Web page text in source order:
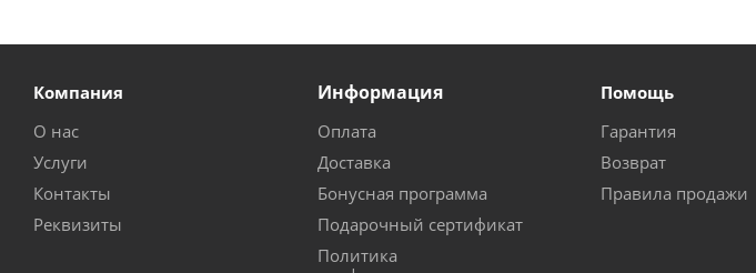
Компания
О нас
Услуги
Контакты
Реквизиты
Информация
Оплата
Доставка
Бонусная программа
Подарочный сертификат
Политика
Помощь
Гарантия
Возврат
Правила продажи